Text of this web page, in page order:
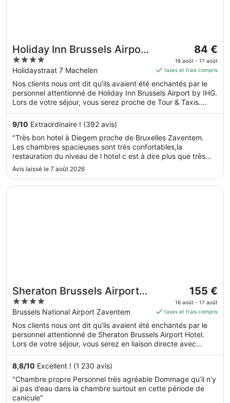
Holiday Inn Brussels Airport
by IHG
4
out
of
5
Holidaystraat 7 Machelen
Le
prix
est
de 84 €
par
nuit
août.
84 €
16 août - 17 août
taxes et frais compris
Nos clients nous ont dit qu'ils avaient été enchantés par le
personnel attentionné de Holiday Inn Brussels Airport by IHG.
Lors de votre séjour, vous serez proche de Tour & Taxis.
Dans cet hébergement, vous profiterez de prestations de
choix comme l'accès Wi-Fi à Internet gratuit et un restaurant,
sans oublier un centre de fitness.
9/10 Extraordinaire ! (392 avis)
"Très bon hotel à Diegem proche de Bruxelles Zaventem.
Les chambres spacieuses sont très confortables,la
restauration du niveau de l hotel c est à dire plus que très
bien."
Avis laissé le 7 août 2026
Sheraton Brussels Airport
Hotel
4
out
of
5
Brussels National Airport Zaventem
Le
prix
est
de 155 €
par
nuit
août.
155 €
16 août - 17 août
taxes et frais compris
Nos clients nous ont dit qu'ils avaient été enchantés par le
personnel attentionné de Sheraton Brussels Airport Hotel.
Lors de votre séjour, vous serez en liaison directe avec
l'aéroport et proche de Cliniques universitaires Saint-Luc.
Vous pourrez profiter de services et équipements comme
l'accès Wi-Fi à Internet gratuit et un restaurant, sans oublier
une salle de fitness ouverte 24 h/24.
8,8/10 Excellent ! (1 230 avis)
"Chambre propre Personnel très agréable Dommage qu’il n’y
ai pas d’eau dans la chambre surtout en cette période de
canicule"
S’ouvre dans une nouvelle fenêtre
Sheraton Brussels Airport Hotel